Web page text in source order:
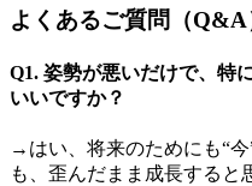
よくあるご質問（Q&A
Q1. 姿勢が悪いだけで、特
いいですか？
→はい、将来のためにも“
も、歪んだまま成長すると